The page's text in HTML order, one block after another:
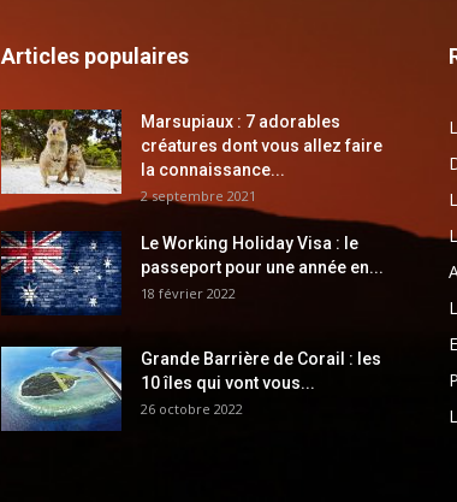
Articles populaires
Marsupiaux : 7 adorables
créatures dont vous allez faire
la connaissance...
2 septembre 2021
Le Working Holiday Visa : le
passeport pour une année en...
18 février 2022
Grande Barrière de Corail : les
10 îles qui vont vous...
26 octobre 2022